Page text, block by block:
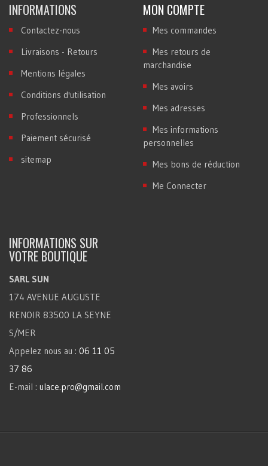
INFORMATIONS
Contactez-nous
Livraisons - Retours
Mentions légales
Conditions d'utilisation
Professionnels
Paiement sécurisé
sitemap
MON COMPTE
Mes commandes
Mes retours de
marchandise
Mes avoirs
Mes adresses
Mes informations
personnelles
Mes bons de réduction
Me Connecter
INFORMATIONS SUR
VOTRE BOUTIQUE
SARL SUN
174 AVENUE AUGUSTE
RENOIR 83500 LA SEYNE
S/MER
Appelez nous au : 06 11 05
37 86
E-mail : ulace.pro@gmail.com